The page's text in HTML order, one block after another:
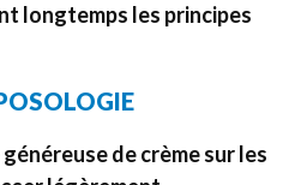
longtemps les principes
de crème sur les